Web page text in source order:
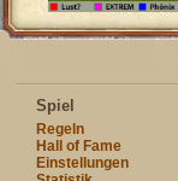
Spiel
Regeln
Hall of Fame
Einstellungen